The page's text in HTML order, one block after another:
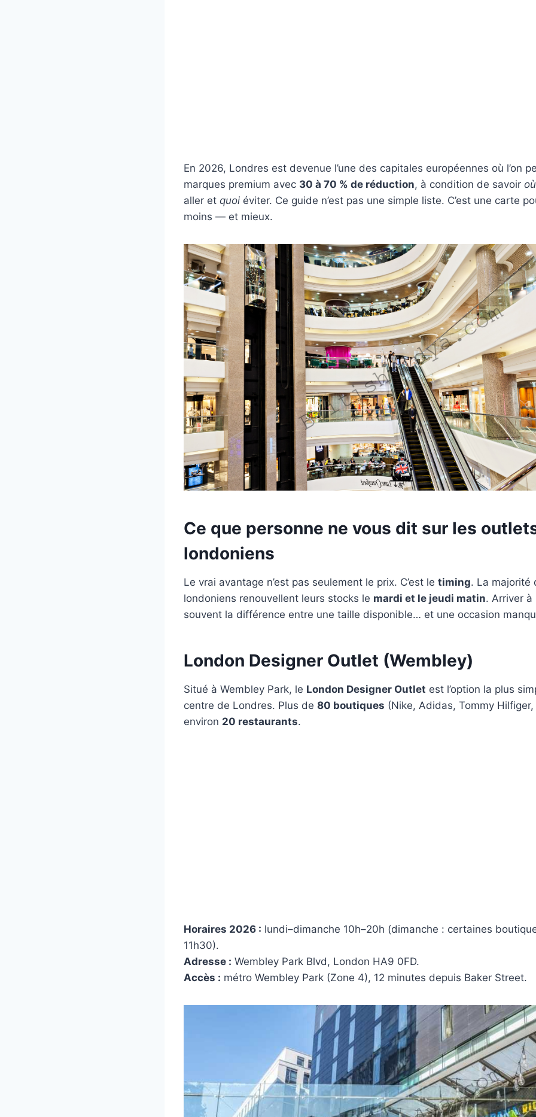
En 2026, Londres est devenue l’une des capitales européennes où l’on
marques premium avec 30 à 70 % de réduction, à condition de savoir où
aller et quoi éviter. Ce guide n’est pas une simple liste. C’est une carte
moins — et mieux.
Ce que personne ne vous dit sur les
londoniens
Le vrai avantage n’est pas seulement le prix. C’est le timing. La majorité
londoniens renouvellent leurs stocks le mardi et le jeudi matin. Arriver à
souvent la différence entre une taille disponible… et une occasion
London Designer Outlet (Wembley)
Situé à Wembley Park, le London Designer Outlet est l’option la plus
centre de Londres. Plus de 80 boutiques (Nike, Adidas, Tommy
environ 20 restaurants.
Horaires 2026 : lundi–dimanche 10h–20h (dimanche : certaines
11h30).
Adresse : Wembley Park Blvd, London HA9 0FD.
Accès : métro Wembley Park (Zone 4), 12 minutes depuis Baker Street.